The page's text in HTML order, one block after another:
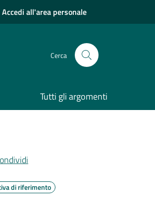
Accedi all'area personale
Cerca
Tutti gli argomenti
di riferimento